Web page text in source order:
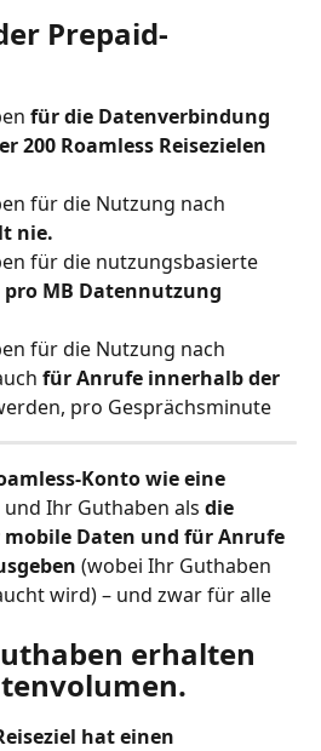
Prepaid-
für die Datenverbindung
200 Roamless Reisezielen
für die Nutzung nach
nie.
für die nutzungsbasierte
pro MB Datennutzung
für die Nutzung nach
für Anrufe innerhalb der
pro Gesprächsminute
Konto wie eine
Ihr Guthaben als die
mobile Daten und für Anrufe
(wobei Ihr Guthaben
wird) – und zwar für alle
erhalten
hat einen